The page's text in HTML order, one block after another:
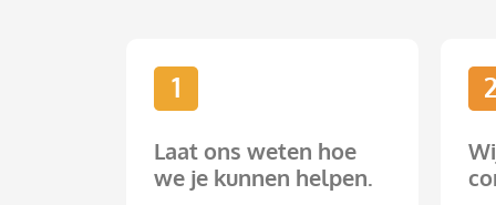
1
Laat ons weten hoe
we je kunnen helpen.